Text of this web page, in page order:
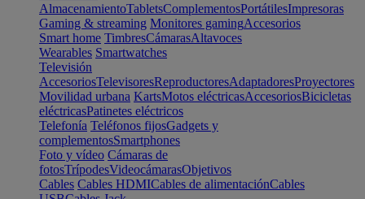
AlmacenamientoTabletsComplementosPortátilesImpresoras
Gaming & streaming Monitores gamingAccesorios
Smart home TimbresCámarasAltavoces
Wearables Smartwatches
Televisión
AccesoriosTelevisoresReproductoresAdaptadoresProyectores
Movilidad urbana KartsMotos eléctricasAccesoriosBicicletas
eléctricasPatinetes eléctricos
Telefonía Teléfonos fijosGadgets y
complementosSmartphones
Foto y vídeo Cámaras de
fotosTrípodesVideocámarasObjetivos
Cables Cables HDMICables de alimentaciónCables